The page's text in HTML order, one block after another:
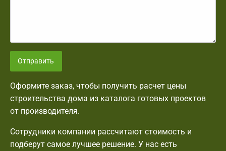
Отправить
Оформите заказ, чтобы получить расчет цены
строительства дома из каталога готовых проектов
от производителя.
Сотрудники компании рассчитают стоимость и
подберут самое лучшее решение. У нас есть